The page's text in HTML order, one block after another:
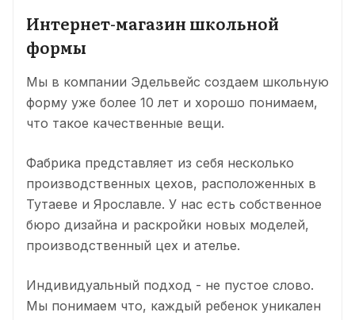
Интернет-магазин школьной
формы
Мы в компании Эдельвейс создаем школьную
форму уже более 10 лет и хорошо понимаем,
что такое качественные вещи.
Фабрика представляет из себя несколько
производственных цехов, расположенных в
Тутаеве и Ярославле. У нас есть собственное
бюро дизайна и раскройки новых моделей,
производственный цех и ателье.
Индивидуальный подход - не пустое слово.
Мы понимаем что, каждый ребенок уникален